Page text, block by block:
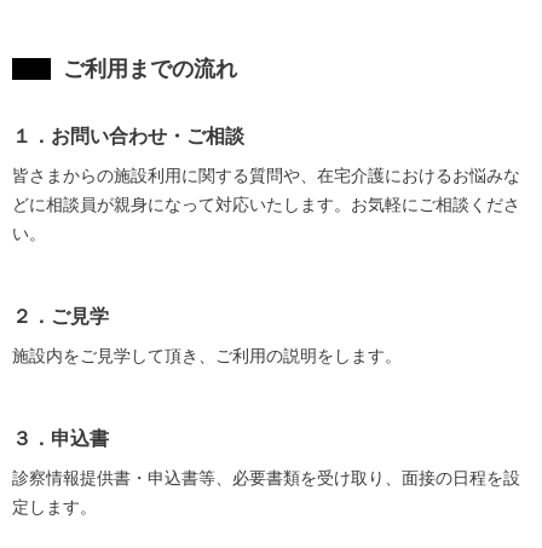
ご利用までの流れ
１．お問い合わせ・ご相談
皆さまからの施設利用に関する質問や、在宅介護におけるお悩みな
どに相談員が親身になって対応いたします。お気軽にご相談くださ
い。
２．ご見学
施設内をご見学して頂き、ご利用の説明をします。
３．申込書
診察情報提供書・申込書等、必要書類を受け取り、面接の日程を設
定します。